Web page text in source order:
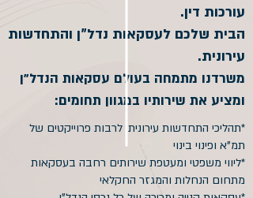
עורכות דין.
הבית שלכם לעסקאות נדל"ן והתחדשות
עירונית.
משרדנו מתמחה בעולם עסקאות הנדל"ן
ומציע את שירותיו במגוון תחומים:
*תהליכי התחדשות עירונית, לרבות פרוייקטים של
תמ"א ופינוי בינוי
*ליווי משפטי ומעטפת שירותים רחבה בעסקאות
מתחום הנחלות והמגזר החקלאי